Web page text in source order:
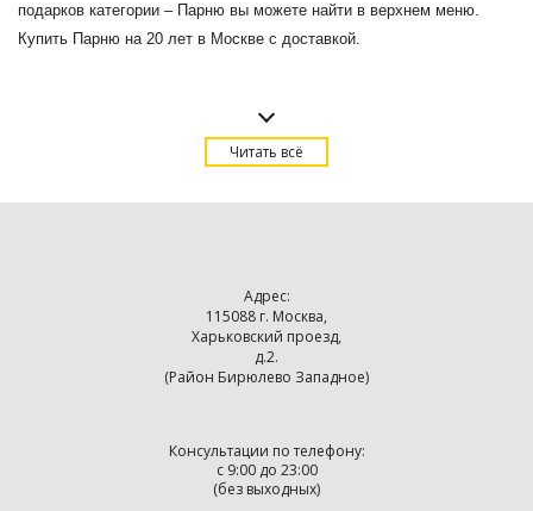
подарков категории – Парню вы можете найти в верхнем меню.
Купить Парню на 20 лет в Москве с доставкой.
Читать всё
Адрес:
115088 г. Москва,
Харьковский проезд,
д.2.
(Район Бирюлево Западное)
Консультации по телефону:
с 9:00 до 23:00
(без выходных)